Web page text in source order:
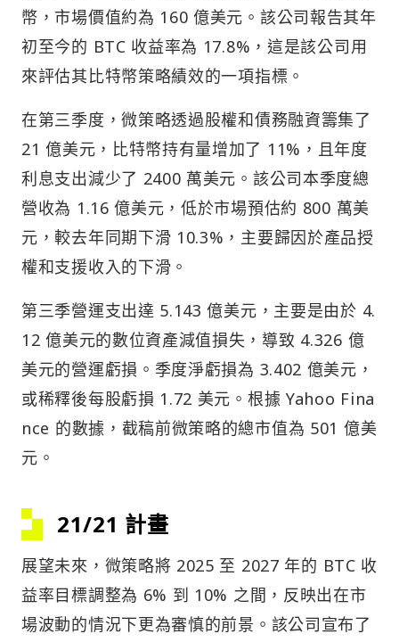
幣，市場價值約為 160 億美元。該公司報告其年
初至今的 BTC 收益率為 17.8%，這是該公司用
來評估其比特幣策略績效的一項指標。
在第三季度，微策略透過股權和債務融資籌集了
21 億美元，比特幣持有量增加了 11%，且年度
利息支出減少了 2400 萬美元。該公司本季度總
營收為 1.16 億美元，低於市場預估約 800 萬美
元，較去年同期下滑 10.3%，主要歸因於產品授
權和支援收入的下滑。
第三季營運支出達 5.143 億美元，主要是由於 4.
12 億美元的數位資產減值損失，導致 4.326 億
美元的營運虧損。季度淨虧損為 3.402 億美元，
或稀釋後每股虧損 1.72 美元。根據 Yahoo Fina
nce 的數據，截稿前微策略的總市值為 501 億美
元。
21/21 計畫
展望未來，微策略將 2025 至 2027 年的 BTC 收
益率目標調整為 6% 到 10% 之間，反映出在市
場波動的情況下更為審慎的前景。該公司宣布了